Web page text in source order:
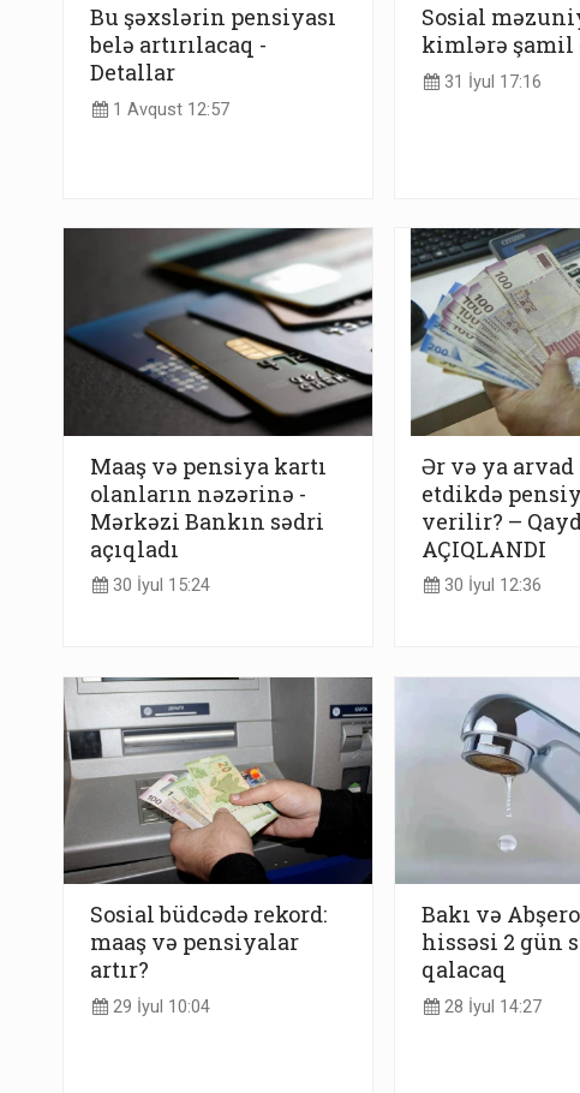
Bu şəxslərin pensiyası
belə artırılacaq -
Detallar
1 Avqust 12:57
Sosial
kimlərə şamil
31 İyul 17:16
Maaş və pensiya kartı
olanların nəzərinə -
Mərkəzi Bankın sədri
açıqladı
30 İyul 15:24
Ər və ya
etdikdə
verilir? –
AÇIQLANDI
30 İyul 12:36
Sosial büdcədə rekord:
maaş və pensiyalar
artır?
29 İyul 10:04
Bakı və
hissəsi 2 gün
qalacaq
28 İyul 14:27